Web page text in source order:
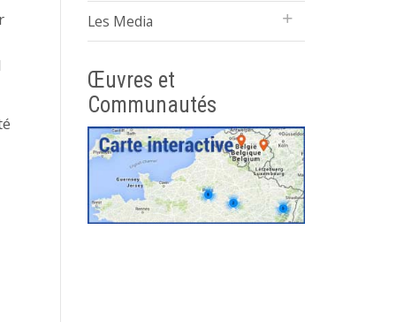
Les Media
Œuvres et
Communautés